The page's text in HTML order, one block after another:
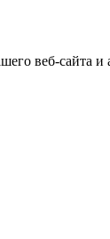
веб-сайта и